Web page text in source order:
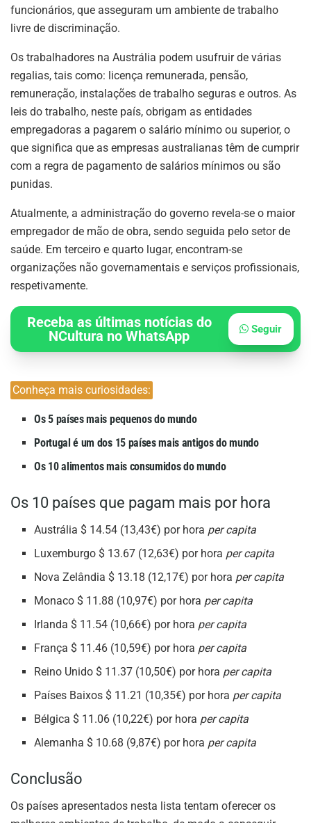
funcionários, que asseguram um ambiente de trabalho
livre de discriminação.
Os trabalhadores na Austrália podem usufruir de várias
regalias, tais como: licença remunerada, pensão,
remuneração, instalações de trabalho seguras e outros. As
leis do trabalho, neste país, obrigam as entidades
empregadoras a pagarem o salário mínimo ou superior, o
que significa que as empresas australianas têm de cumprir
com a regra de pagamento de salários mínimos ou são
punidas.
Atualmente, a administração do governo revela-se o maior
empregador de mão de obra, sendo seguida pelo setor de
saúde. Em terceiro e quarto lugar, encontram-se
organizações não governamentais e serviços profissionais,
respetivamente.
Receba as últimas notícias do
NCultura no WhatsApp
Seguir
Conheça mais curiosidades:
Os 5 países mais pequenos do mundo
Portugal é um dos 15 países mais antigos do mundo
Os 10 alimentos mais consumidos do mundo
Os 10 países que pagam mais por hora
Austrália $ 14.54 (13,43€) por hora per capita
Luxemburgo $ 13.67 (12,63€) por hora per capita
Nova Zelândia $ 13.18 (12,17€) por hora per capita
Monaco $ 11.88 (10,97€) por hora per capita
Irlanda $ 11.54 (10,66€) por hora per capita
França $ 11.46 (10,59€) por hora per capita
Reino Unido $ 11.37 (10,50€) por hora per capita
Países Baixos $ 11.21 (10,35€) por hora per capita
Bélgica $ 11.06 (10,22€) por hora per capita
Alemanha $ 10.68 (9,87€) por hora per capita
Conclusão
Os países apresentados nesta lista tentam oferecer os